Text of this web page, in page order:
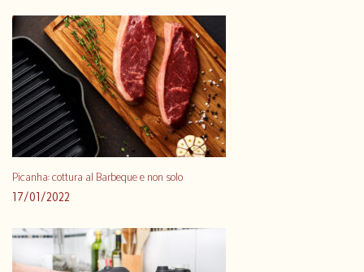
Picanha: cottura al Barbeque e non solo
17/01/2022